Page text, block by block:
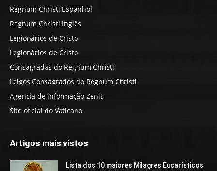
Regnum Christi Espanhol
Regnum Christi Inglês
Legionários de Cristo
Legionários de Cristo
Consagradas do Regnum Christi
Leigos Consagrados do Regnum Christi
Agencia de informação Zenit
Site oficial do Vaticano
Artigos mais vistos
Lista dos 10 maiores Milagres Eucarísticos